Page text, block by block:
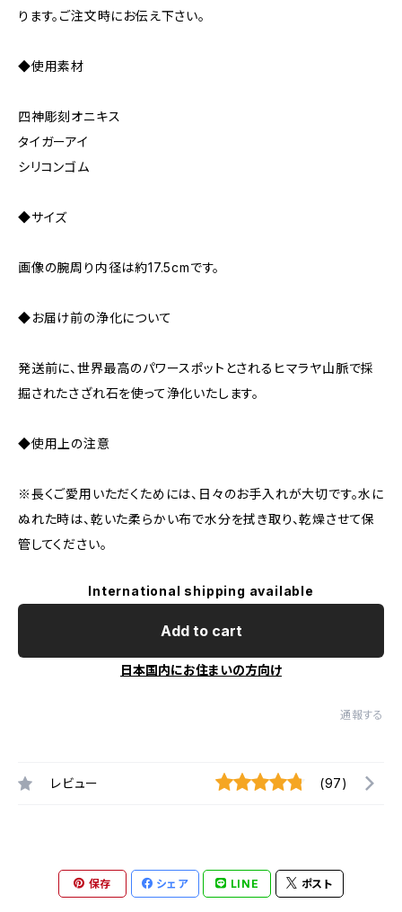
ります。ご注文時にお伝え下さい。
◆使用素材
四神彫刻オニキス
タイガーアイ
シリコンゴム
◆サイズ
画像の腕周り内径は約17.5cmです。
◆お届け前の浄化について
発送前に、世界最高のパワースポットとされるヒマラヤ山脈で採
掘されたさざれ石を使って浄化いたします。
◆使用上の注意
※長くご愛用いただくためには、日々のお手入れが大切です。水に
ぬれた時は、乾いた柔らかい布で水分を拭き取り、乾燥させて保
管してください。
International shipping available
Add to cart
日本国内にお住まいの方向け
通報する
レビュー (97)
保存 シェア LINE ポスト